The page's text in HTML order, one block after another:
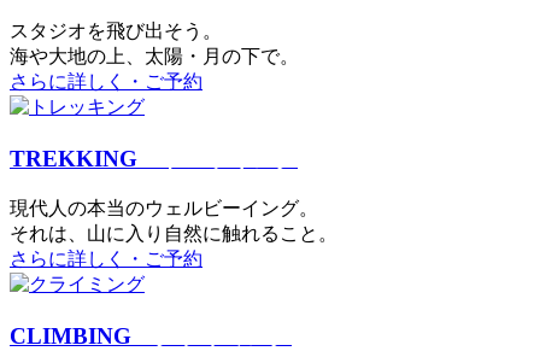
スタジオを⾶び出そう。
海や大地の上、太陽・⽉の下で。
さらに詳しく・ご予約
TREKKING
現代⼈の本当のウェルビーイング。
それは、⼭に⼊り⾃然に触れること。
さらに詳しく・ご予約
CLIMBING